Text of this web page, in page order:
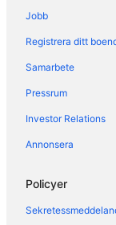
Jobb
Registrera ditt
Samarbete
Pressrum
Investor Relations
Annonsera
Policyer